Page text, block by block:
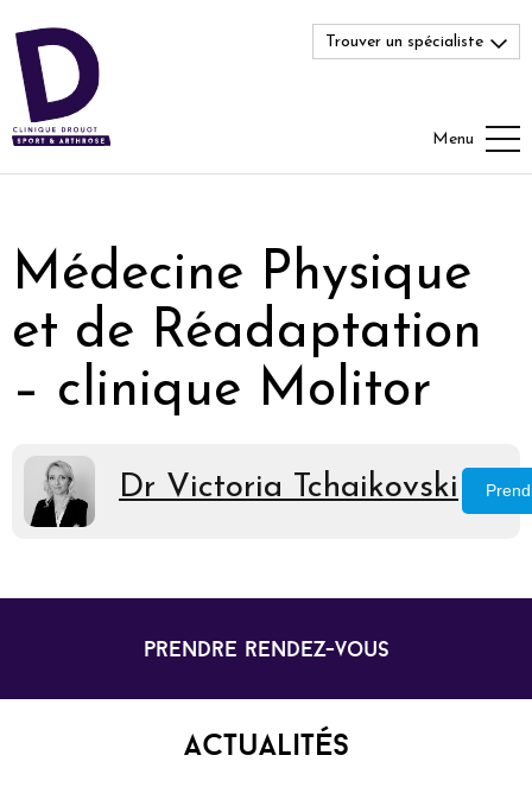
Trouver un spécialiste
Menu
Médecine Physique
et de Réadaptation
– clinique Molitor
Dr Victoria Tchaikovski
prendre rendez-vous
Actualités